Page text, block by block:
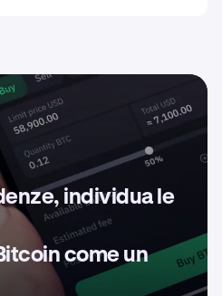
individua le
come un